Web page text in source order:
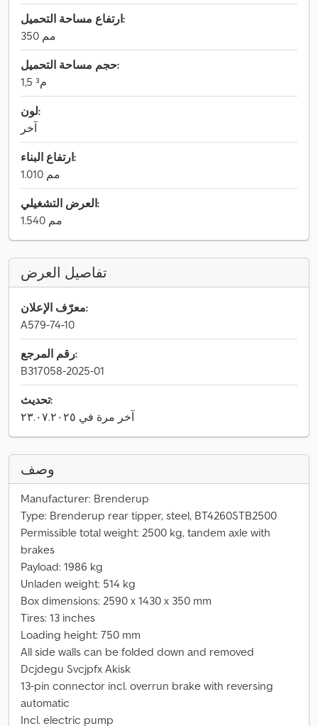
ارتفاع مساحة التحميل:
350 مم
حجم مساحة التحميل:
1,5 م³
لون:
آخر
ارتفاع البناء:
1.010 مم
العرض التشغيلي:
1.540 مم
تفاصيل العرض
معرّف الإعلان:
A579-74-10
رقم المرجع:
B317058-2025-01
تحديث:
آخر مرة في ٢٣.٠٧.٢٠٢٥
وصف
Manufacturer: Brenderup
Type: Brenderup rear tipper, steel, BT4260STB2500
Permissible total weight: 2500 kg, tandem axle with
brakes
Payload: 1986 kg
Unladen weight: 514 kg
Box dimensions: 2590 x 1430 x 350 mm
Tires: 13 inches
Loading height: 750 mm
All side walls can be folded down and removed
Dcjdegu Svcjpfx Akisk
13-pin connector incl. overrun brake with reversing
automatic
Incl. electric pump